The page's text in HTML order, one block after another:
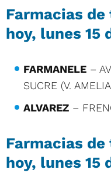
Farmacias
hoy, lunes 15
FARMANELE –
SUCRE (V.
ALVAREZ –
Farmacias
hoy, lunes 15